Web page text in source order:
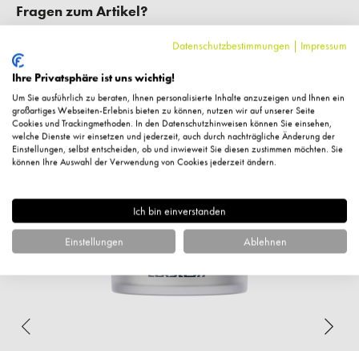
Fragen zum Artikel?
Ähnliche Artikel
%
Datenschutzbestimmungen | Impressum
Ihre Privatsphäre ist uns wichtig!
Um Sie ausführlich zu beraten, Ihnen personalisierte Inhalte anzuzeigen und Ihnen ein
großartiges Webseiten-Erlebnis bieten zu können, nutzen wir auf unserer Seite
Cookies und Trackingmethoden. In den Datenschutzhinweisen können Sie einsehen,
welche Dienste wir einsetzen und jederzeit, auch durch nachträgliche Änderung der
Einstellungen, selbst entscheiden, ob und inwieweit Sie diesen zustimmen möchten. Sie
können Ihre Auswahl der Verwendung von Cookies jederzeit ändern.
Ich bin einverstanden
Einstellungen Ablehnen